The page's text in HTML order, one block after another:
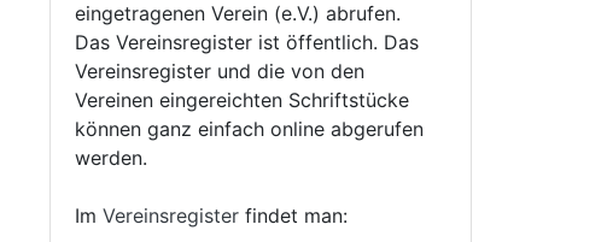
eingetragenen Verein (e.V.) abrufen.
Das Vereinsregister ist öffentlich. Das
Vereinsregister und die von den
Vereinen eingereichten Schriftstücke
können ganz einfach online abgerufen
werden.
Im Vereinsregister findet man: